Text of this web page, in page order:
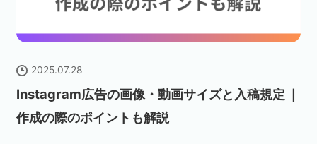
2025.07.28
Instagram広告の画像・動画サイズと入稿規定 ❘
作成の際のポイントも解説